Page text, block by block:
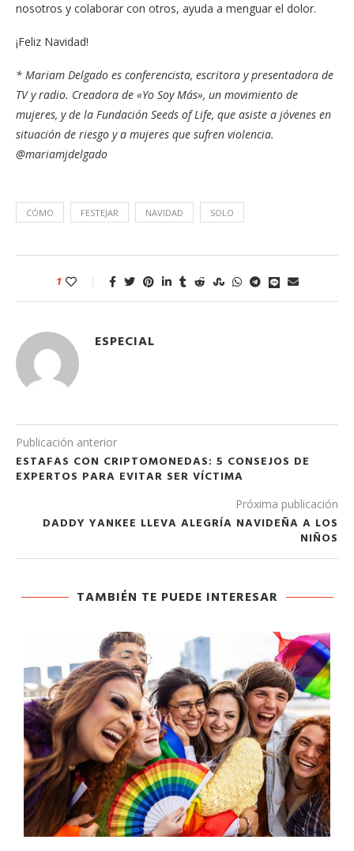
nosotros y colaborar con otros, ayuda a menguar el dolor.
¡Feliz Navidad!
* Mariam Delgado es conferencista, escritora y presentadora de
TV y radio. Creadora de «Yo Soy Más», un movimiento de
mujeres, y de la Fundación Seeds of Life, que asiste a jóvenes en
situación de riesgo y a mujeres que sufren violencia.
@mariamjdelgado
CÓMO FESTEJAR NAVIDAD SOLO
1
ESPECIAL
Publicación anterior
ESTAFAS CON CRIPTOMONEDAS: 5 CONSEJOS DE
EXPERTOS PARA EVITAR SER VÍCTIMA
Próxima publicación
DADDY YANKEE LLEVA ALEGRÍA NAVIDEÑA A LOS
NIÑOS
TAMBIÉN TE PUEDE INTERESAR